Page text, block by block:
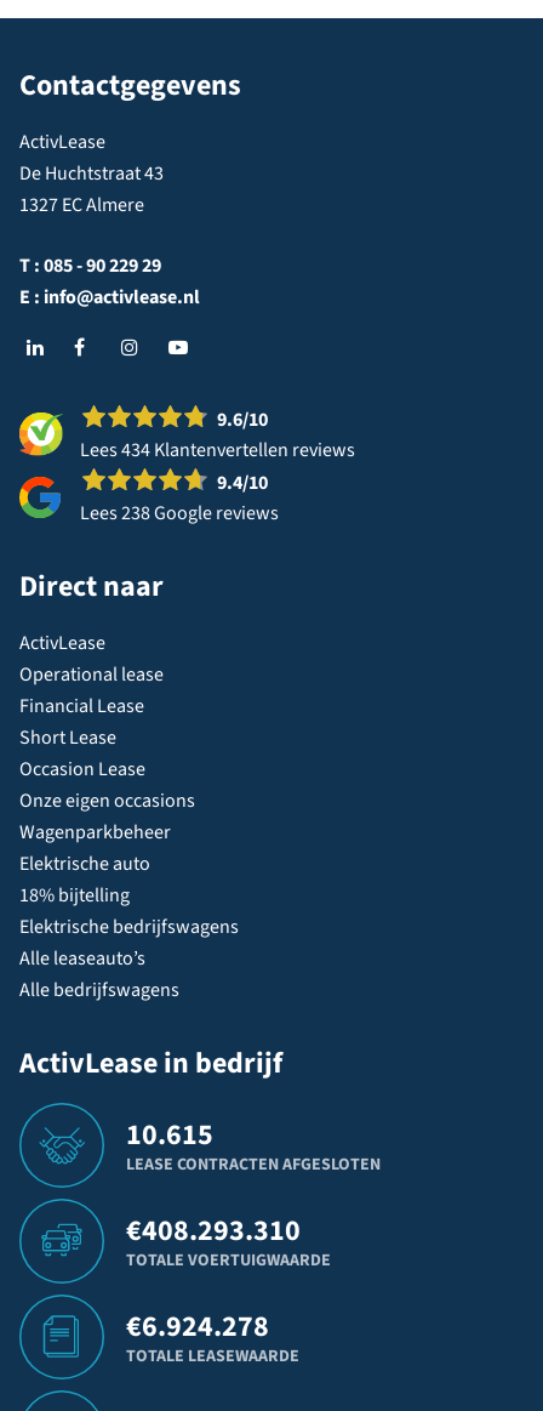
Contactgegevens
ActivLease
De Huchtstraat 43
1327 EC Almere
T :085 - 90 229 29
E : info@activlease.nl
9.6/10
Lees 434 Klantenvertellen reviews
9.4/10
Lees 238 Google reviews
Direct naar
ActivLease
Operational lease
Financial Lease
Short Lease
Occasion Lease
Onze eigen occasions
Wagenparkbeheer
Elektrische auto
18% bijtelling
Elektrische bedrijfswagens
Alle leaseauto’s
Alle bedrijfswagens
ActivLease in bedrijf
10.615
LEASE CONTRACTEN AFGESLOTEN
€408.293.310
TOTALE VOERTUIGWAARDE
€6.924.278
TOTALE LEASEWAARDE